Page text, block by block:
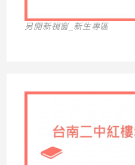
另開新視窗_新生專區